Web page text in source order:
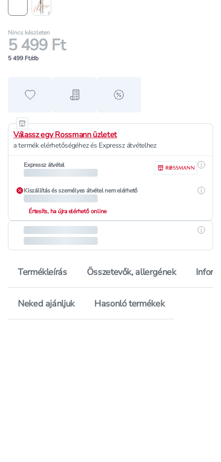
Nincs készleten
5 499 Ft
5 499 Ft/db
Hozzáadás a kedvencekhez
Hozzáadás a bevásárló listához
alert when on sale
Válassz egy Rossmann üzletet
a termék elérhetőségéhez és Expressz átvételhez
Expressz átvétel
Kiszállítás és személyes átvétel nem elérhető
Értesíts, ha újra elérhető online
Termékleírás Összetevők, allergének
Neked ajánljuk Hasonló termékek